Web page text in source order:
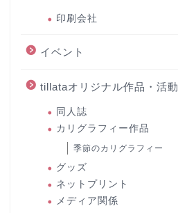
印刷会社
イベント
tillataオリジナル作品・活動
同人誌
カリグラフィー作品
季節のカリグラフィー
グッズ
ネットプリント
メディア関係